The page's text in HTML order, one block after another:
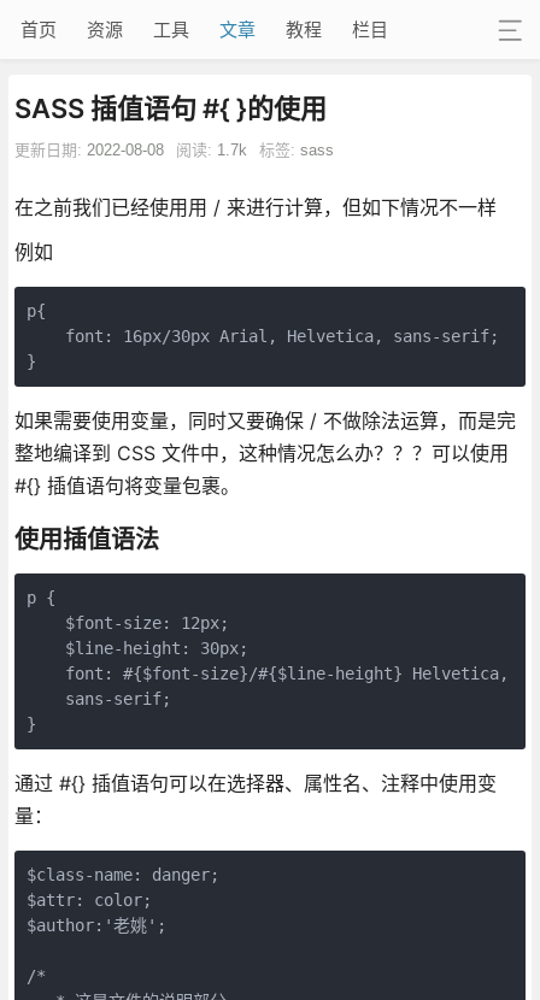
首页 资源 工具 文章 教程 栏目
SASS 插值语句 #{ }的使用
更新日期: 2022-08-08 阅读: 1.7k 标签: sass
在之前我们已经使用用 / 来进行计算，但如下情况不一样
例如
p{
    font: 16px/30px Arial, Helvetica, sans-serif;
如果需要使用变量，同时又要确保 / 不做除法运算，而是完
整地编译到 CSS 文件中，这种情况怎么办？？？可以使用
#{} 插值语句将变量包裹。
使用插值语法
p {
    $font-size: 12px;
    $line-height: 30px;
    font: #{$font-size}/#{$line-height} Helvetica,
    sans-serif;
通过 #{} 插值语句可以在选择器、属性名、注释中使用变
量：
$class-name: danger;
$attr: color;
$author:'老姚';
/*